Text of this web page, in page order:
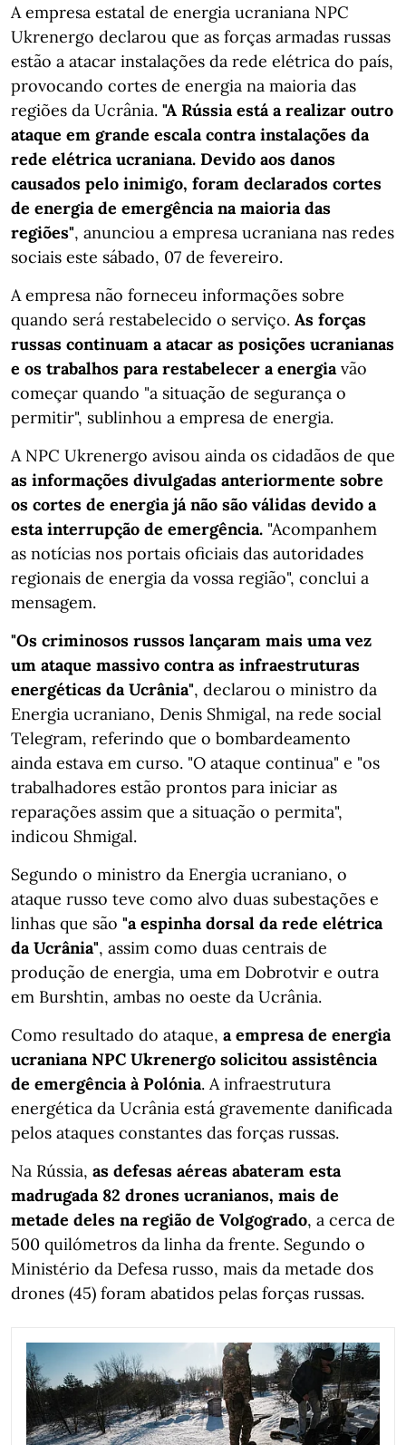
A empresa estatal de energia ucraniana NPC
Ukrenergo declarou que as forças armadas russas
estão a atacar instalações da rede elétrica do país,
provocando cortes de energia na maioria das
regiões da Ucrânia. "A Rússia está a realizar outro
ataque em grande escala contra instalações da
rede elétrica ucraniana. Devido aos danos
causados pelo inimigo, foram declarados cortes
de energia de emergência na maioria das
regiões", anunciou a empresa ucraniana nas redes
sociais este sábado, 07 de fevereiro.
A empresa não forneceu informações sobre
quando será restabelecido o serviço. As forças
russas continuam a atacar as posições ucranianas
e os trabalhos para restabelecer a energia vão
começar quando "a situação de segurança o
permitir", sublinhou a empresa de energia.
A NPC Ukrenergo avisou ainda os cidadãos de que
as informações divulgadas anteriormente sobre
os cortes de energia já não são válidas devido a
esta interrupção de emergência. "Acompanhem
as notícias nos portais oficiais das autoridades
regionais de energia da vossa região", conclui a
mensagem.
"Os criminosos russos lançaram mais uma vez
um ataque massivo contra as infraestruturas
energéticas da Ucrânia", declarou o ministro da
Energia ucraniano, Denis Shmigal, na rede social
Telegram, referindo que o bombardeamento
ainda estava em curso. "O ataque continua" e "os
trabalhadores estão prontos para iniciar as
reparações assim que a situação o permita",
indicou Shmigal.
Segundo o ministro da Energia ucraniano, o
ataque russo teve como alvo duas subestações e
linhas que são "a espinha dorsal da rede elétrica
da Ucrânia", assim como duas centrais de
produção de energia, uma em Dobrotvir e outra
em Burshtin, ambas no oeste da Ucrânia.
Como resultado do ataque, a empresa de energia
ucraniana NPC Ukrenergo solicitou assistência
de emergência à Polónia. A infraestrutura
energética da Ucrânia está gravemente danificada
pelos ataques constantes das forças russas.
Na Rússia, as defesas aéreas abateram esta
madrugada 82 drones ucranianos, mais de
metade deles na região de Volgogrado, a cerca de
500 quilómetros da linha da frente. Segundo o
Ministério da Defesa russo, mais da metade dos
drones (45) foram abatidos pelas forças russas.